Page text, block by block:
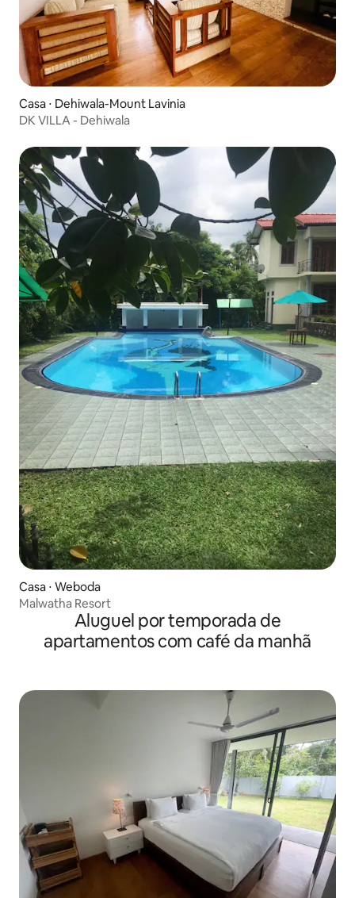
Casa ⋅ Dehiwala-Mount Lavinia
DK VILLA - Dehiwala
Casa ⋅ Weboda
Malwatha Resort
Aluguel por temporada de
apartamentos com café da manhã